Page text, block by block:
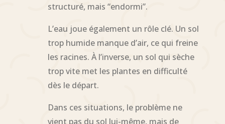
structuré, mais “endormi”.
L’eau joue également un rôle clé. Un sol
trop humide manque d’air, ce qui freine
les racines. À l’inverse, un sol qui sèche
trop vite met les plantes en difficulté
dès le départ.
Dans ces situations, le problème ne
vient pas du sol lui-même, mais de